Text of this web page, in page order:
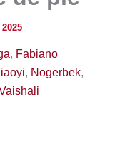
, Fabiano
, Nogerbek,